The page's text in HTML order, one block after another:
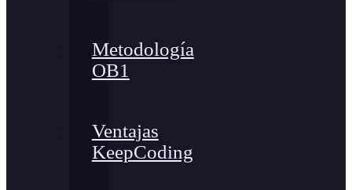
Metodología
OB1
Ventajas
KeepCoding